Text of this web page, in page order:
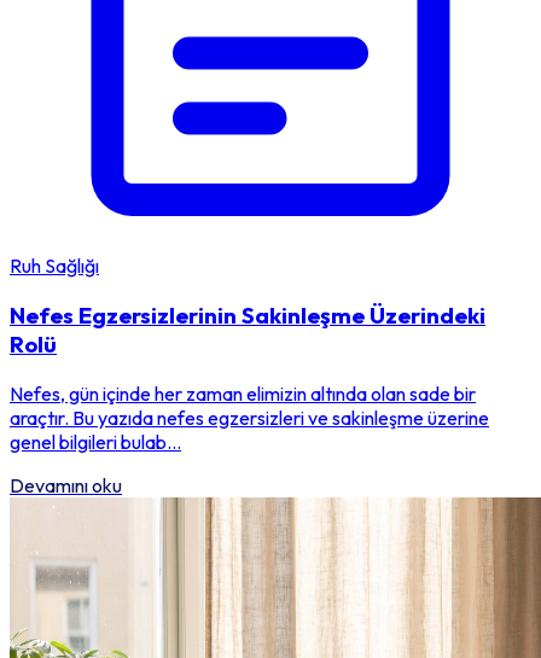
Ruh Sağlığı
Nefes Egzersizlerinin Sakinleşme Üzerindeki
Rolü
Nefes, gün içinde her zaman elimizin altında olan sade bir
araçtır. Bu yazıda nefes egzersizleri ve sakinleşme üzerine
genel bilgileri bulab...
Devamını oku